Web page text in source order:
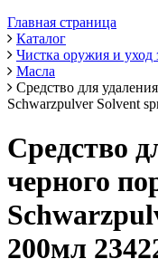
Главная страница
Каталог
Чистка оружия и уход
Масла
Средство для
Schwarzpulver Solvent
Средство
черного
200мл